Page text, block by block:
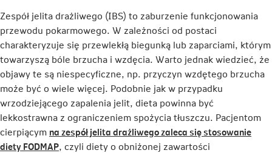
Zespół jelita drażliwego (IBS) to zaburzenie funkcjonowania
przewodu pokarmowego. W zależności od postaci
charakteryzuje się przewlekłą biegunką lub zaparciami, którym
towarzyszą bóle brzucha i wzdęcia. Warto jednak wiedzieć, że
objawy te są niespecyficzne, np. przyczyn wzdętego brzucha
może być o wiele więcej. Podobnie jak w przypadku
wrzodziejącego zapalenia jelit, dieta powinna być
lekkostrawna z ograniczeniem spożycia tłuszczu. Pacjentom
cierpiącym na zespół jelita drażliwego zaleca się stosowanie
diety FODMAPLink
, czyli diety o obniżonej zawartości